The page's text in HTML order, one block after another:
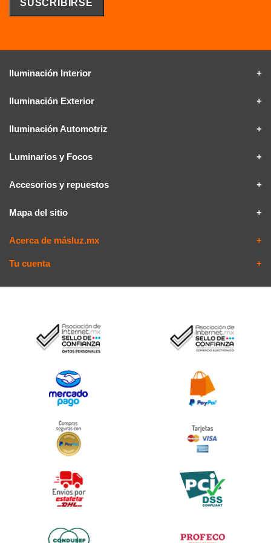
Iluminación Interior
Iluminación Exterior
Iluminación Automotriz
Luminarios y Focos
Accesorios y repuestos
Mapa del sitio
Acerca de másluz.mx
Tu cuenta